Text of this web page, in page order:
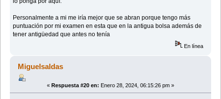
Personalmente a mi me iría mejor que se abran porque tengo más
puntuación por mi examen en esta que en la antigua bolsa además de
tener antigüedad que antes no tenía
En línea
Miguelsaldas
« Respuesta #20 en: Enero 28, 2024, 06:15:26 pm »